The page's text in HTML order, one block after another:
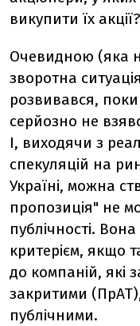
викупити їх акції?
Очевидною (яка
зворотна
розвивався,
серйозно не
І, виходячи з
спекуляцій на
Україні, можна
пропозиція" не
публічності.
критерієм, якщо
до компаній, які
закритими
публічними.